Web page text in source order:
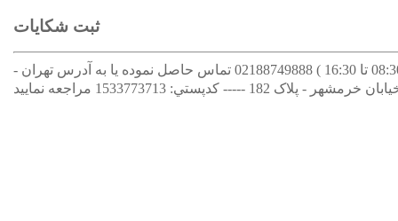
ثبت شکایات
جهت ثبت و پیگیری شکایات لطفا با شماره تلفن تماس در ساعات اداري ( 08:30 تا 16:30 ) 02188749888 تماس حاصل نموده یا به آدرس تهران -